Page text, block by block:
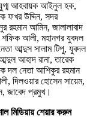
আহবায়ক আইনুল হক,
ফখর উদ্দিন, সদর
রহমান আমিন, জালালাবাদ
শফিক আলী, মহানগর যুবদল
আব্দুস সালাম টিপু, যুবদল
আহাদ রানা, তারেক
দল নেতা আশিকুর রহমান
দিলওয়ার হোসেন সায়েম,
জাবেদ প্রমুখ।
মিডিয়ায় শেয়ার করুন